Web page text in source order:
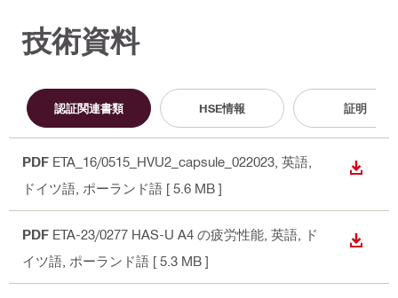
技術資料
認証関連書類 HSE情報 証明
PDF ETA_16/0515_HVU2_capsule_022023 , 英語,
ドイツ語, ポーランド語 [ 5.6 MB ]
ダウン
PDF ETA-23/0277 HAS-U A4 の疲労性能 , 英語, ド
イツ語, ポーランド語 [ 5.3 MB ]
ダウン